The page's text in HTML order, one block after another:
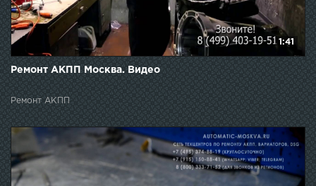
1:41
Ремонт АКПП Москва. Видео
Ремонт АКПП